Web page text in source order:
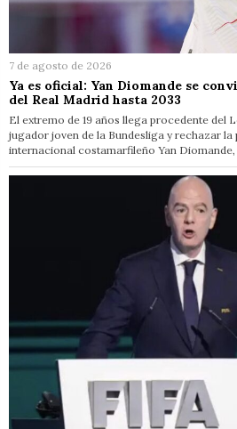
7 de agosto de 2026
Ya es oficial: Yan Diomande se
del Real Madrid hasta 2033
El extremo de 19 años llega procedente del
jugador joven de la Bundesliga y rechazar la
internacional costamarfileño Yan Diomande,